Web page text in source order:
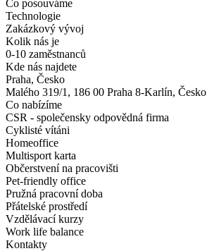
Co posouváme
Technologie
Zakázkový vývoj
Kolik nás je
0-10 zaměstnanců
Kde nás najdete
Praha, Česko
Malého 319/1, 186 00 Praha 8-Karlín, Česko
Co nabízíme
CSR - společensky odpovědná firma
Cyklisté vítáni
Homeoffice
Multisport karta
Občerstvení na pracovišti
Pet-friendly office
Pružná pracovní doba
Přátelské prostředí
Vzdělávací kurzy
Work life balance
Kontakty